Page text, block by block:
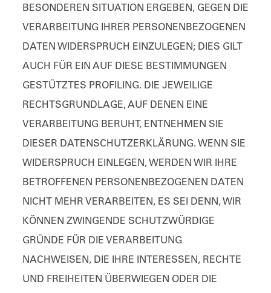
BESONDEREN SITUATION ERGEBEN, GEGEN DIE
VERARBEITUNG IHRER PERSONENBEZOGENEN
DATEN WIDERSPRUCH EINZULEGEN; DIES GILT
AUCH FÜR EIN AUF DIESE BESTIMMUNGEN
GESTÜTZTES PROFILING. DIE JEWEILIGE
RECHTSGRUNDLAGE, AUF DENEN EINE
VERARBEITUNG BERUHT, ENTNEHMEN SIE
DIESER DATENSCHUTZERKLÄRUNG. WENN SIE
WIDERSPRUCH EINLEGEN, WERDEN WIR IHRE
BETROFFENEN PERSONENBEZOGENEN DATEN
NICHT MEHR VERARBEITEN, ES SEI DENN, WIR
KÖNNEN ZWINGENDE SCHUTZWÜRDIGE
GRÜNDE FÜR DIE VERARBEITUNG
NACHWEISEN, DIE IHRE INTERESSEN, RECHTE
UND FREIHEITEN ÜBERWIEGEN ODER DIE